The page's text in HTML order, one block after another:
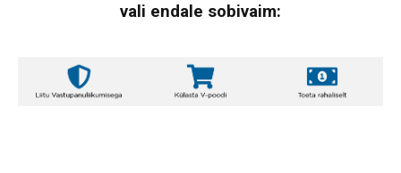
vali endale sobivaim: